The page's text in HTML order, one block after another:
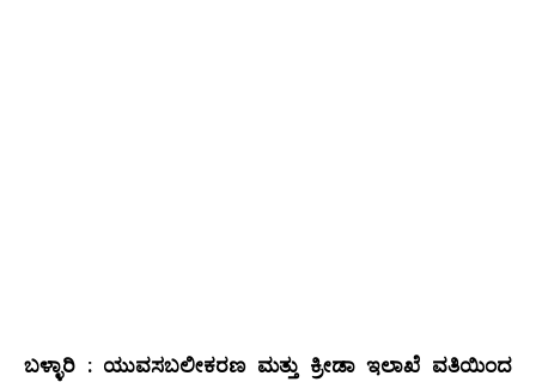
ಬಳ್ಳಾರಿ : ಯುವಸಬಲೀಕರಣ ಮತ್ತು ಕ್ರೀಡಾ ಇಲಾಖೆ ವತಿಯಿಂದ